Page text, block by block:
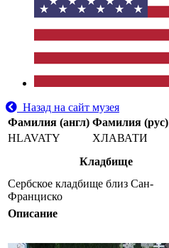
Назад на сайт музея
Фамилия (англ) Фамилия (рус)
HLAVATY
ХЛАВАТИ
Кладбище
Сербское кладбище близ Сан-
Франциско
Описание